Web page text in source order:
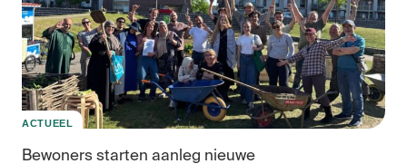
ACTUEEL
Bewoners starten aanleg nieuwe